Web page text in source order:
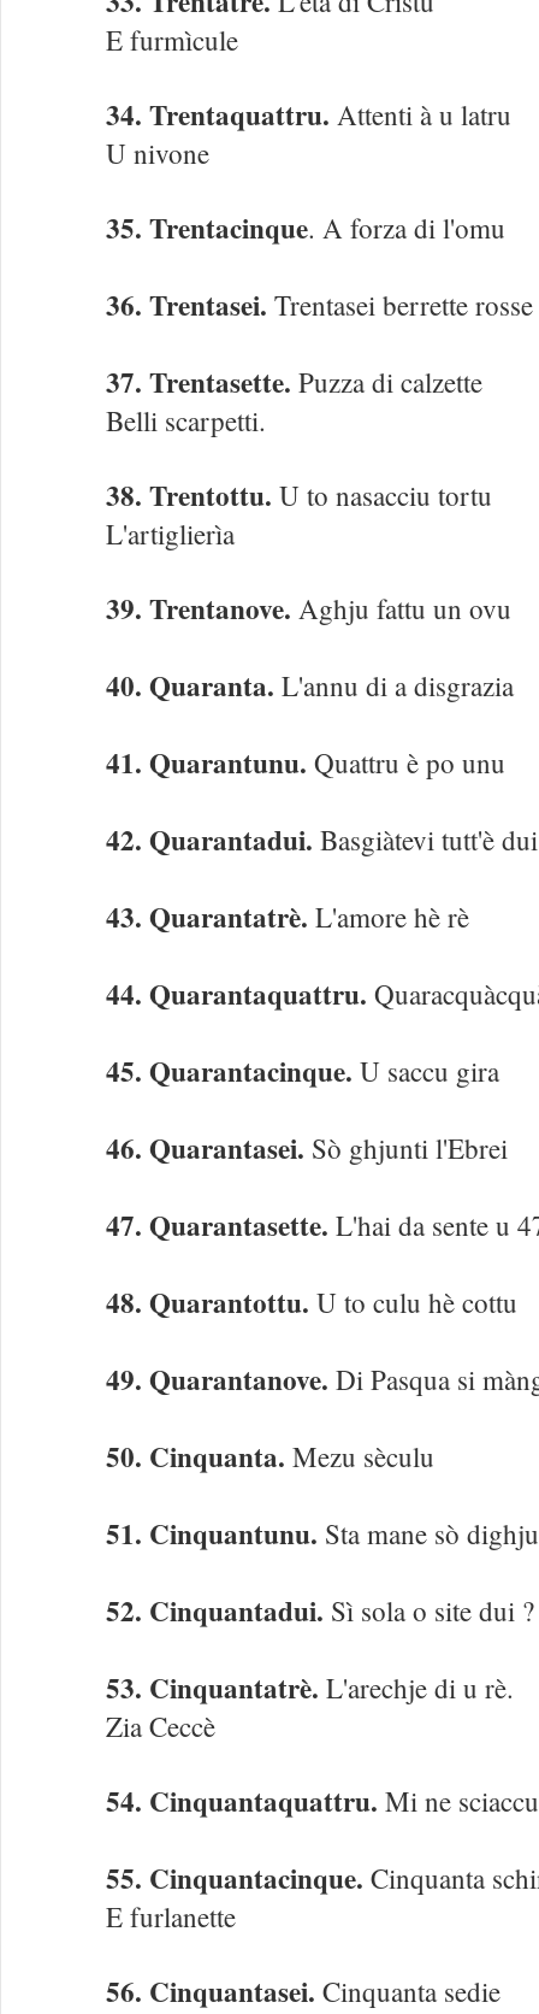
E furmìcule
34. Trentaquattru. Attenti à u latru
U nivone
35. Trentacinque. A forza di l'omu
36. Trentasei. Trentasei berrette
37. Trentasette. Puzza di calzette
Belli scarpetti.
38. Trentottu. U to nasacciu tortu
L'artiglierìa
39. Trentanove. Aghju fattu un ovu
40. Quaranta. L'annu di a disgrazia
41. Quarantunu. Quattru è po unu
42. Quarantadui. Basgiàtevi tutt'è dui
43. Quarantatrè. L'amore hè rè
44. Quarantaquattru.
45. Quarantacinque. U saccu gira
46. Quarantasei. Sò ghjunti l'Ebrei
47. Quarantasette. L'hai da sente u
48. Quarantottu. U to culu hè cottu
49. Quarantanove. Di Pasqua si
50. Cinquanta. Mezu sèculu
51. Cinquantunu. Sta mane sò
52. Cinquantadui. Sì sola o site dui ?
53. Cinquantatrè. L'arechje di u rè.
Zia Ceccè
54. Cinquantaquattru. Mi ne
55. Cinquantacinque. Cinquanta
E furlanette
56. Cinquantasei. Cinquanta sedie